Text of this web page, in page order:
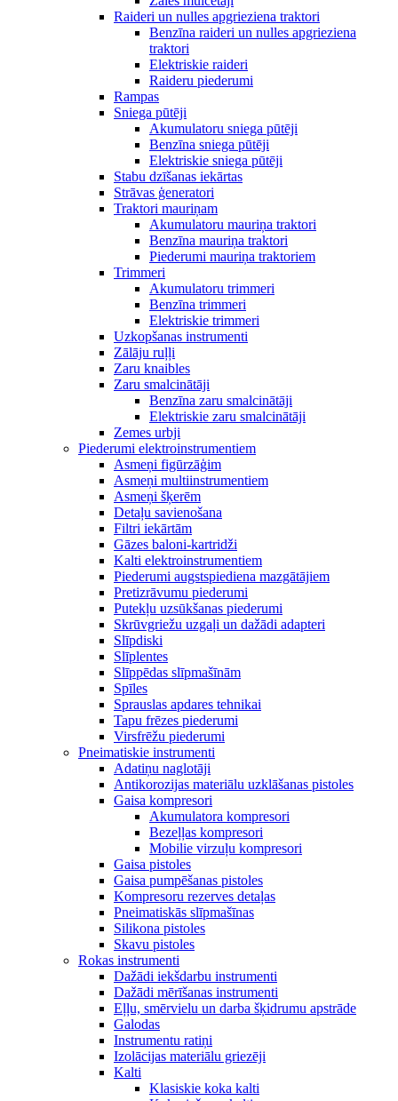
Raideri un nulles apgrieziena traktori
Benzīna raideri un nulles apgrieziena
traktori
Elektriskie raideri
Raideru piederumi
Rampas
Sniega pūtēji
Akumulatoru sniega pūtēji
Benzīna sniega pūtēji
Elektriskie sniega pūtēji
Stabu dzīšanas iekārtas
Strāvas ģeneratori
Traktori mauriņam
Akumulatoru mauriņa traktori
Benzīna mauriņa traktori
Piederumi mauriņa traktoriem
Trimmeri
Akumulatoru trimmeri
Benzīna trimmeri
Elektriskie trimmeri
Uzkopšanas instrumenti
Zālāju ruļļi
Zaru knaibles
Zaru smalcinātāji
Benzīna zaru smalcinātāji
Elektriskie zaru smalcinātāji
Zemes urbji
Piederumi elektroinstrumentiem
Asmeņi figūrzāģim
Asmeņi multiinstrumentiem
Asmeņi šķerēm
Detaļu savienošana
Filtri iekārtām
Gāzes baloni-kartridži
Kalti elektroinstrumentiem
Piederumi augstspiediena mazgātājiem
Pretizrāvumu piederumi
Putekļu uzsūkšanas piederumi
Skrūvgriežu uzgaļi un dažādi adapteri
Slīpdiski
Slīplentes
Slīppēdas slīpmašīnām
Spīles
Sprauslas apdares tehnikai
Tapu frēzes piederumi
Virsfrēžu piederumi
Pneimatiskie instrumenti
Adatiņu naglotāji
Antikorozijas materiālu uzklāšanas pistoles
Gaisa kompresori
Akumulatora kompresori
Bezeļļas kompresori
Mobilie virzuļu kompresori
Gaisa pistoles
Gaisa pumpēšanas pistoles
Kompresoru rezerves detaļas
Pneimatiskās slīpmašīnas
Silikona pistoles
Skavu pistoles
Rokas instrumenti
Dažādi iekšdarbu instrumenti
Dažādi mērīšanas instrumenti
Eļļu, smērvielu un darba šķidrumu apstrāde
Galodas
Instrumentu ratiņi
Izolācijas materiālu griezēji
Kalti
Klasiskie koka kalti